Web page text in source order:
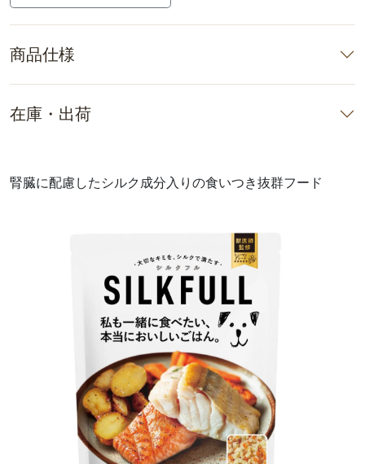
商品仕様
在庫・出荷
腎臓に配慮したシルク成分入りの食いつき抜群フード